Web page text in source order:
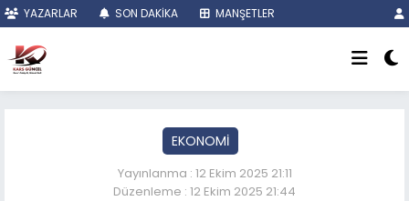
YAZARLAR SON DAKİKA MANŞETLER
EKONOMİ
Yayınlanma : 12 Ekim 2025 21:11
Düzenleme : 12 Ekim 2025 21:44